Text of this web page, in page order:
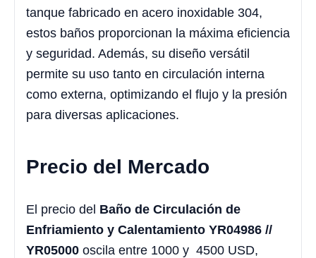
tanque fabricado en acero inoxidable 304,
estos baños proporcionan la máxima eficiencia
y seguridad. Además, su diseño versátil
permite su uso tanto en circulación interna
como externa, optimizando el flujo y la presión
para diversas aplicaciones.
Precio del Mercado
El precio del Baño de Circulación de
Enfriamiento y Calentamiento YR04986 //
YR05000 oscila entre 1000 y 4500 USD,